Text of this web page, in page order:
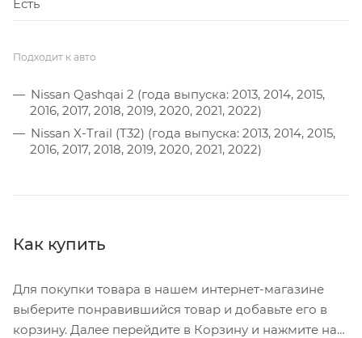
Есть
Подходит к авто
Nissan Qashqai 2 (года выпуска: 2013, 2014, 2015,
2016, 2017, 2018, 2019, 2020, 2021, 2022)
Nissan X-Trail (T32) (года выпуска: 2013, 2014, 2015,
2016, 2017, 2018, 2019, 2020, 2021, 2022)
Как купить
Для покупки товара в нашем интернет-магазине
выберите понравившийся товар и добавьте его в
корзину. Далее перейдите в Корзину и нажмите на